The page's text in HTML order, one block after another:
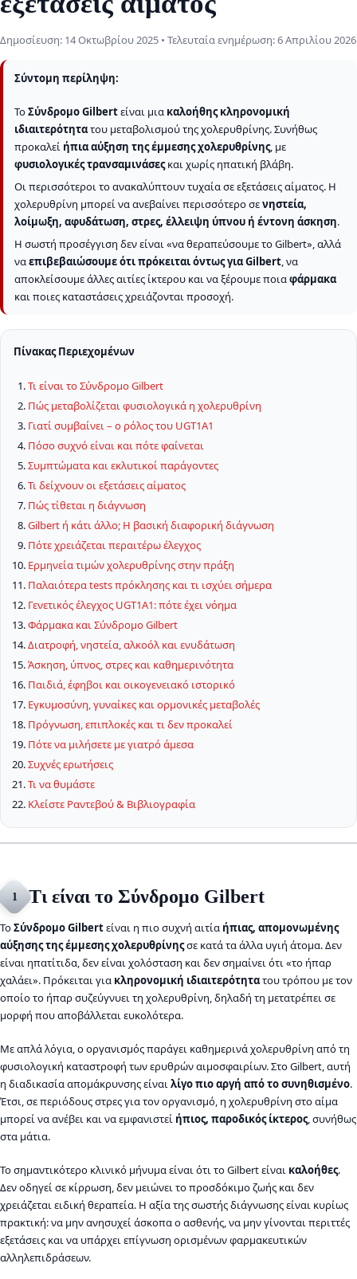
Δημοσίευση: 14 Οκτωβρίου 2025 • Τελευταία ενημέρωση:6 Απριλίου 2026
Σύντομη περίληψη:
ΤοΣύνδρομο Gilbertείναι μια καλοήθης κληρονομική
ιδιαιτερότητατου μεταβολισμού της χολερυθρίνης. Συνήθως
προκαλεί ήπια αύξηση της έμμεσης χολερυθρίνης, με
φυσιολογικές τρανσαμινάσεςκαι χωρίς ηπατική βλάβη.
Οι περισσότεροι το ανακαλύπτουν τυχαία σε εξετάσεις αίματος. Η
χολερυθρίνη μπορεί να ανεβαίνει περισσότερο σενηστεία,
λοίμωξη, αφυδάτωση, στρες, έλλειψη ύπνου ή έντονη άσκηση.
Η σωστή προσέγγιση δεν είναι «να θεραπεύσουμε το Gilbert», αλλά
ναεπιβεβαιώσουμε ότι πρόκειται όντως για Gilbert, να
αποκλείσουμε άλλες αιτίες ίκτερου και να ξέρουμε ποιαφάρμακα
και ποιες καταστάσεις χρειάζονται προσοχή.
Πίνακας Περιεχομένων
Τι είναι το Σύνδρομο Gilbert
Πώς μεταβολίζεται φυσιολογικά η χολερυθρίνη
Γιατί συμβαίνει – ο ρόλος του UGT1A1
Πόσο συχνό είναι και πότε φαίνεται
Συμπτώματα και εκλυτικοί παράγοντες
Τι δείχνουν οι εξετάσεις αίματος
Πώς τίθεται η διάγνωση
Gilbert ή κάτι άλλο; Η βασική διαφορική διάγνωση
Πότε χρειάζεται περαιτέρω έλεγχος
Ερμηνεία τιμών χολερυθρίνης στην πράξη
Παλαιότερα tests πρόκλησης και τι ισχύει σήμερα
Γενετικός έλεγχος UGT1A1: πότε έχει νόημα
Φάρμακα και Σύνδρομο Gilbert
Διατροφή, νηστεία, αλκοόλ και ενυδάτωση
Άσκηση, ύπνος, στρες και καθημερινότητα
Παιδιά, έφηβοι και οικογενειακό ιστορικό
Εγκυμοσύνη, γυναίκες και ορμονικές μεταβολές
Πρόγνωση, επιπλοκές και τι δεν προκαλεί
Πότε να μιλήσετε με γιατρό άμεσα
Συχνές ερωτήσεις
Τι να θυμάστε
Κλείστε Ραντεβού & Βιβλιογραφία
1 Τι είναι το Σύνδρομο Gilbert
ΤοΣύνδρομο Gilbertείναι η πιο συχνή αιτία ήπιας, απομονωμένης
αύξησης της έμμεσης χολερυθρίνηςσε κατά τα άλλα υγιή άτομα. Δεν
είναι ηπατίτιδα, δεν είναι χολόσταση και δεν σημαίνει ότι «το ήπαρ
χαλάει». Πρόκειται για κληρονομική ιδιαιτερότητατου τρόπου με τον
οποίο το ήπαρ συζεύγνυει τη χολερυθρίνη, δηλαδή τη μετατρέπει σε
μορφή που αποβάλλεται ευκολότερα.
Με απλά λόγια, ο οργανισμός παράγει καθημερινά χολερυθρίνη από τη
φυσιολογική καταστροφή των ερυθρών αιμοσφαιρίων. Στο Gilbert, αυτή
η διαδικασία απομάκρυνσης είναιλίγο πιο αργή από το συνηθισμένο.
Έτσι, σε περιόδους στρες για τον οργανισμό, η χολερυθρίνη στο αίμα
μπορεί να ανέβει και να εμφανιστεί ήπιος, παροδικός ίκτερος, συνήθως
στα μάτια.
Το σημαντικότερο κλινικό μήνυμα είναι ότι το Gilbert είναι καλοήθες.
Δεν οδηγεί σε κίρρωση, δεν μειώνει το προσδόκιμο ζωής και δεν
χρειάζεται ειδική θεραπεία. Η αξία της σωστής διάγνωσης είναι κυρίως
πρακτική: να μην ανησυχεί άσκοπα ο ασθενής, να μην γίνονται περιττές
εξετάσεις και να υπάρχει επίγνωση ορισμένων φαρμακευτικών
αλληλεπιδράσεων.